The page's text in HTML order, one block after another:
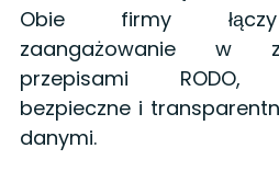
Obie firmy
zaangażowanie w
przepisami RODO,
bezpieczne i
danymi.